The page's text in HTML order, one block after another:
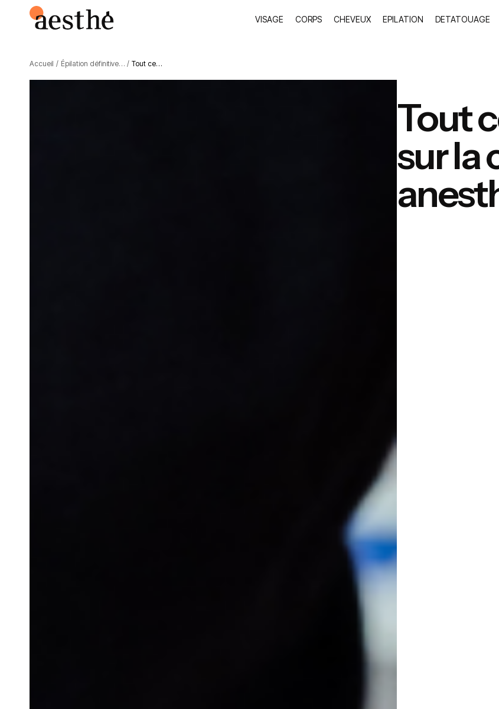
VISAGE CORPS CHEVEUX EPILATION DETATOUAGE
Accueil / Épilation définitive… / Tout ce…
Tout
sur la